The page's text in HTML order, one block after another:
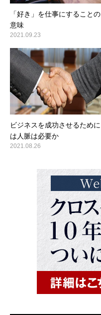
「好き」を仕事にすることの
意味
2021.09.23
ビジネスを成功させるために
は人脈は必要か
2021.08.26